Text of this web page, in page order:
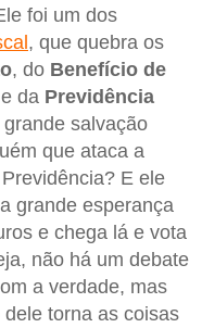
foi um dos
, que quebra os
, do Benefício de
e da Previdência
salvação
que ataca a
E ele
grande esperança
e chega lá e vota
não há um debate
a verdade, mas
torna as coisas